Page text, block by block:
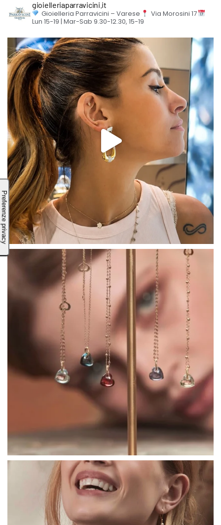
gioielleriaparravicini.it
Gioielleria Parravicini – Varese
Via Morosini 17
Lun 15-19 | Mar-Sab 9.30-12.30, 15-19